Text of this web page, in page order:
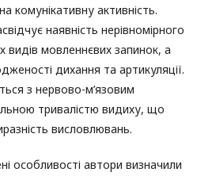
комунікативну активність.
наявність нерівномірного
видів мовленнєвих запинок, а
дихання та артикуляції.
з нервово-м’язовим
тривалістю видиху, що
висловлювань.
особливості автори визначили